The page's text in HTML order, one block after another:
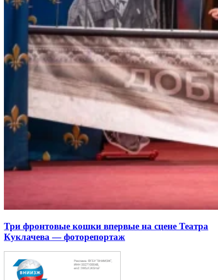
Три фронтовые кошки впервые на сцене Театра
Куклачева — фоторепортаж